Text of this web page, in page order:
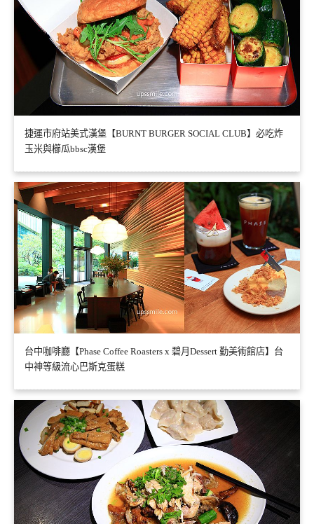
捷運市府站美式漢堡【BURNT BURGER SOCIAL CLUB】必吃炸
玉米與櫛瓜bbsc漢堡
台中咖啡廳【Phase Coffee Roasters x 碧月Dessert 勤美術館店】台
中神等級流心巴斯克蛋糕